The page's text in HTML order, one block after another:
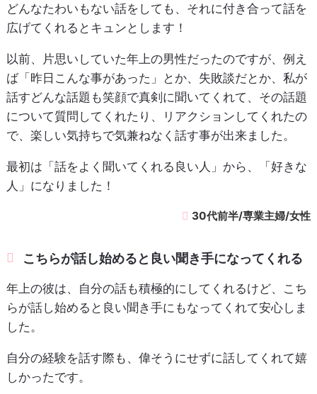
どんなたわいもない話をしても、それに付き合って話を
広げてくれるとキュンとします！
以前、片思いしていた年上の男性だったのですが、例え
ば「昨日こんな事があった」とか、失敗談だとか、私が
話すどんな話題も笑顔で真剣に聞いてくれて、その話題
について質問してくれたり、リアクションしてくれたの
で、楽しい気持ちで気兼ねなく話す事が出来ました。
最初は「話をよく聞いてくれる良い人」から、「好きな
人」になりました！
30代前半/専業主婦/女性
こちらが話し始めると良い聞き手になってくれる
年上の彼は、自分の話も積極的にしてくれるけど、こち
らが話し始めると良い聞き手にもなってくれて安心しま
した。
自分の経験を話す際も、偉そうにせずに話してくれて嬉
しかったです。